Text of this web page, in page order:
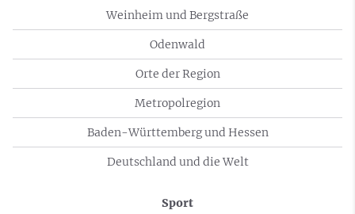
Weinheim und Bergstraße
Odenwald
Orte der Region
Metropolregion
Baden-Württemberg und Hessen
Deutschland und die Welt
Sport